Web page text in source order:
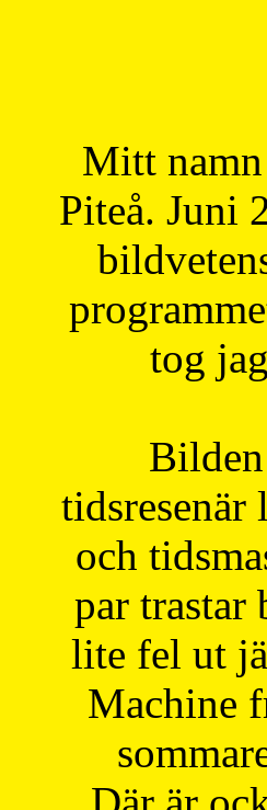
Mitt
Piteå. Juni
tog
tidsresenär
och
par trastar
lite fel ut
Machine